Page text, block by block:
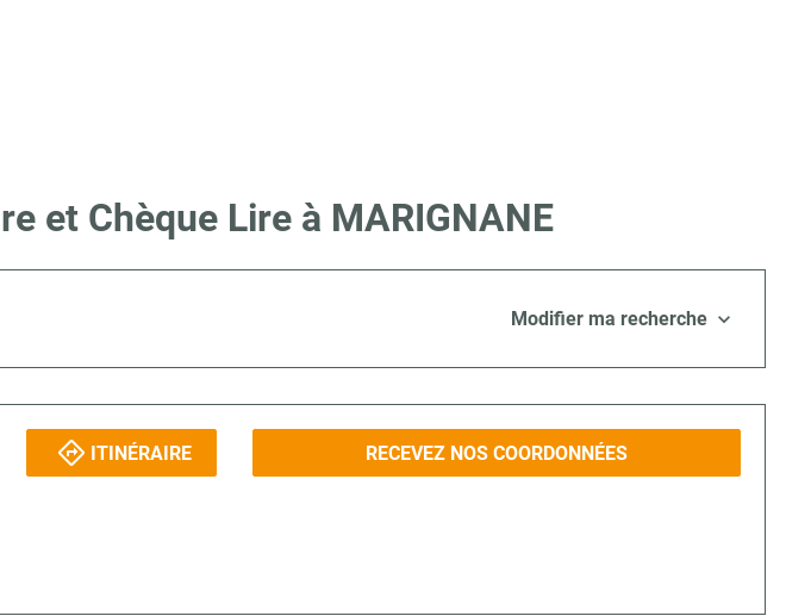
et Chèque Lire à MARIGNANE
Modifier ma recherche
ITINÉRAIRE RECEVEZ NOS COORDONNÉES